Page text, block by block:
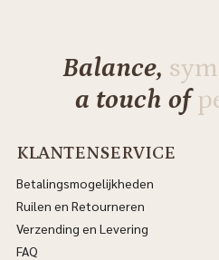
Balance,
a touch of
KLANTENSERVICE
Betalingsmogelijkheden
Ruilen en Retourneren
Verzending en Levering
FAQ